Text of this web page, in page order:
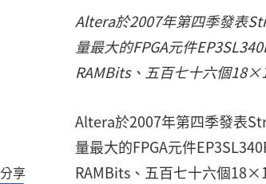
Altera於2007年第四季發表
量最大的FPGA元件
RAMBits、五百七十六個
Altera於2007年第四季發表
量最大的FPGA元件
RAMBits、五百七十六個
分享